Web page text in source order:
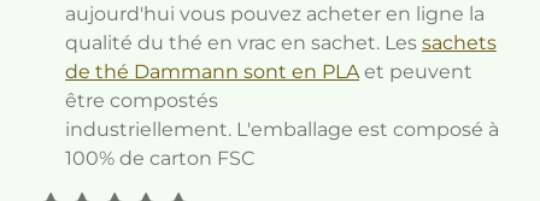
aujourd'hui vous pouvez acheter en ligne la
qualité du thé en vrac en sachet. Les sachets
de thé Dammann sont en PLA et peuvent
être compostés
industriellement. L'emballage est composé à
100% de carton FSC